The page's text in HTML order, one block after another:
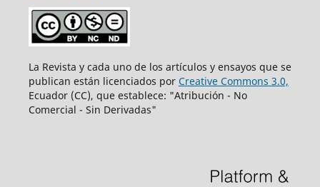
La Revista y cada uno de los artículos y ensayos que se
publican están licenciados por Creative Commons 3.0,
Ecuador (CC), que establece: "Atribución - No
Comercial - Sin Derivadas"